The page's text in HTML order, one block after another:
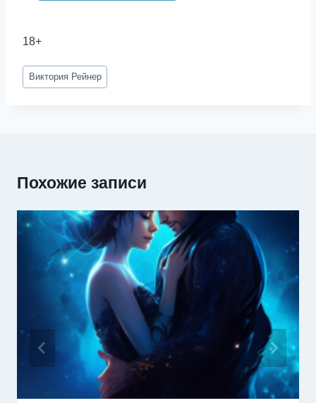
18+
Метки
записи:
Виктория Рейнер
Похожие записи